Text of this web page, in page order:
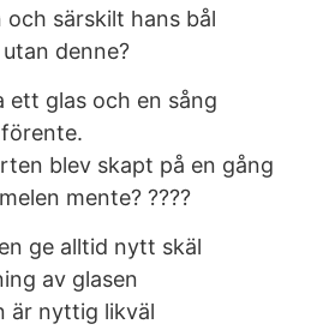
och särskilt hans bål
denne?
ett glas och en sång
blev skapt på en gång
mente? ????
ge alltid nytt skäl
av glasen
är nyttig likväl